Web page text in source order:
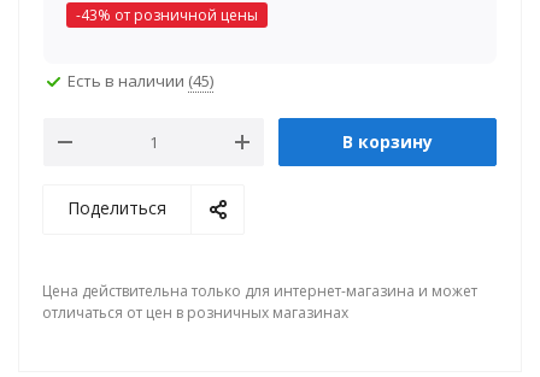
-43% от розничной цены
Есть в наличии (45)
В корзину
Поделиться
Цена действительна только для интернет-магазина и может
отличаться от цен в розничных магазинах